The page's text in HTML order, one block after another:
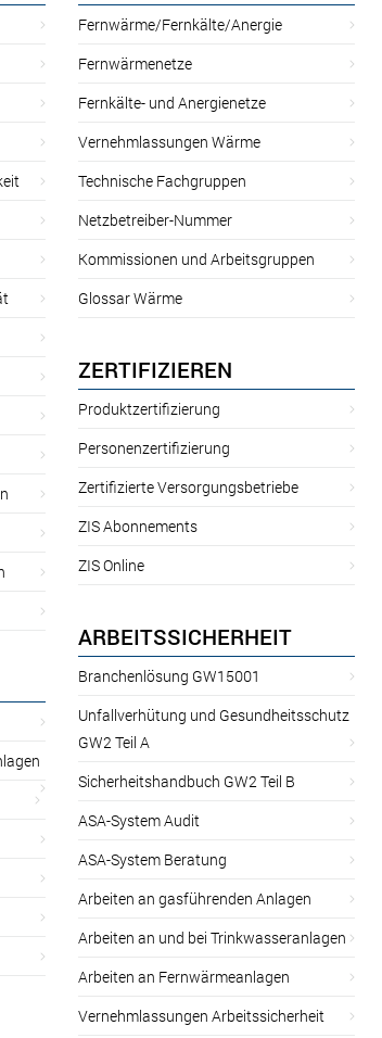
Fernwärme/Fernkälte/Anergie
Fernwärmenetze
Fernkälte- und Anergienetze
Vernehmlassungen Wärme
Technische Fachgruppen
Netzbetreiber-Nummer
Kommissionen und Arbeitsgruppen
Glossar Wärme
ZERTIFIZIEREN
Produktzertifizierung
Personenzertifizierung
Zertifizierte Versorgungsbetriebe
ZIS Abonnements
ZIS Online
ARBEITSSICHERHEIT
Branchenlösung GW15001
Unfallverhütung und Gesundheitsschutz
GW2 Teil A
Sicherheitshandbuch GW2 Teil B
ASA-System Audit
ASA-System Beratung
Arbeiten an gasführenden Anlagen
Arbeiten an und bei Trinkwasseranlagen
Arbeiten an Fernwärmeanlagen
Vernehmlassungen Arbeitssicherheit